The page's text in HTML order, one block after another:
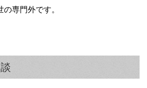
専門外です。